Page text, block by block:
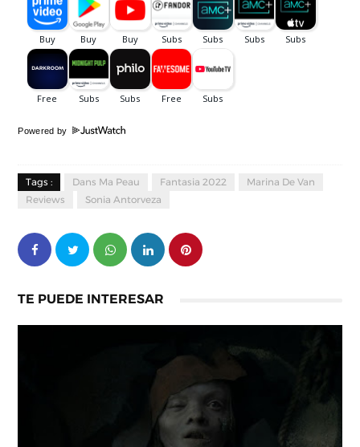
Powered by
Tags : Dans Ma Peau Fantasia 2022
Marina De Van
Reviews
Sonia Antorveza
TE PUEDE INTERESAR